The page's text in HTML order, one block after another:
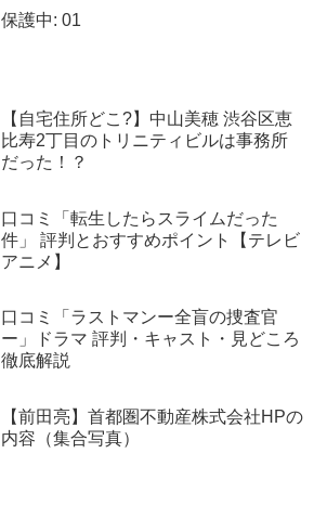
保護中: 01
【自宅住所どこ?】中山美穂 渋谷区恵
比寿2丁目のトリニティビルは事務所
だった！？
口コミ「転生したらスライムだった
件」 評判とおすすめポイント【テレビ
アニメ】
口コミ「ラストマンー全盲の捜査官
ー」ドラマ 評判・キャスト・見どころ
徹底解説
【前田亮】首都圏不動産株式会社HPの
内容（集合写真）